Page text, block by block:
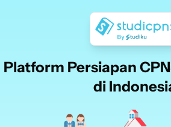
Platform Persiapan
di